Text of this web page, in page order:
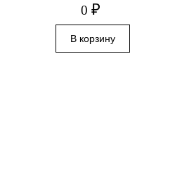
0₽